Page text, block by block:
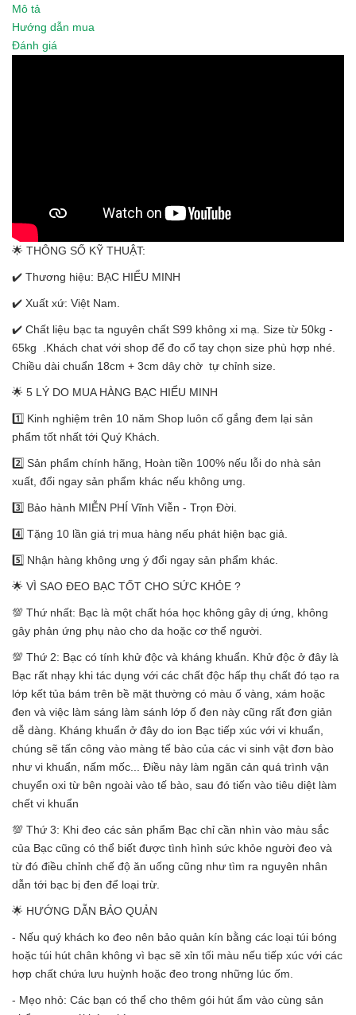
Mô tả
Hướng dẫn mua
Đánh giá
🌟 THÔNG SỐ KỸ THUẬT:
✔️ Thương hiệu: BẠC HIỂU MINH
✔️ Xuất xứ: Việt Nam.
✔️ Chất liệu bạc ta nguyên chất S99 không xi mạ. Size từ 50kg -
65kg .Khách chat với shop để đo cổ tay chọn size phù hợp nhé.
Chiều dài chuẩn 18cm + 3cm dây chờ tự chỉnh size.
🌟 5 LÝ DO MUA HÀNG BẠC HIỂU MINH
1️⃣ Kinh nghiệm trên 10 năm Shop luôn cố gắng đem lại sản
phẩm tốt nhất tới Quý Khách.
2️⃣ Sản phẩm chính hãng, Hoàn tiền 100% nếu lỗi do nhà sản
xuất, đổi ngay sản phẩm khác nếu không ưng.
3️⃣ Bảo hành MIỄN PHÍ Vĩnh Viễn - Trọn Đời.
4️⃣ Tặng 10 lần giá trị mua hàng nếu phát hiện bạc giả.
5️⃣ Nhận hàng không ưng ý đổi ngay sản phẩm khác.
🌟 VÌ SAO ĐEO BẠC TỐT CHO SỨC KHỎE ?
💯 Thứ nhất: Bạc là một chất hóa học không gây dị ứng, không
gây phản ứng phụ nào cho da hoặc cơ thể người.
💯 Thứ 2: Bạc có tính khử độc và kháng khuẩn. Khử độc ở đây là
Bạc rất nhạy khi tác dụng với các chất độc hấp thụ chất đó tạo ra
lớp kết tủa bám trên bề mặt thường có màu ố vàng, xám hoặc
đen và việc làm sáng làm sánh lớp ố đen này cũng rất đơn giản
dễ dàng. Kháng khuẩn ở đây do ion Bạc tiếp xúc với vi khuẩn,
chúng sẽ tấn công vào màng tế bào của các vi sinh vật đơn bào
như vi khuẩn, nấm mốc... Điều này làm ngăn cản quá trình vận
chuyển oxi từ bên ngoài vào tế bào, sau đó tiến vào tiêu diệt làm
chết vi khuẩn
💯 Thứ 3: Khi đeo các sản phẩm Bạc chỉ cần nhìn vào màu sắc
của Bạc cũng có thể biết được tình hình sức khỏe người đeo và
từ đó điều chỉnh chế độ ăn uống cũng như tìm ra nguyên nhân
dẫn tới bạc bị đen để loại trừ.
🌟 HƯỚNG DẪN BẢO QUẢN
- Nếu quý khách ko đeo nên bảo quản kín bằng các loại túi bóng
hoặc túi hút chân không vì bạc sẽ xỉn tối màu nếu tiếp xúc với các
hợp chất chứa lưu huỳnh hoặc đeo trong những lúc ốm.
- Mẹo nhỏ: Các bạn có thể cho thêm gói hút ẩm vào cùng sản